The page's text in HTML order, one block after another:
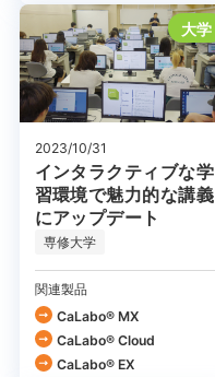
大学
2023/10/31
インタラクティブな学
習環境で魅力的な講義
にアップデート
専修大学
関連製品
CaLabo® MX
CaLabo®︎ Cloud
CaLabo® EX